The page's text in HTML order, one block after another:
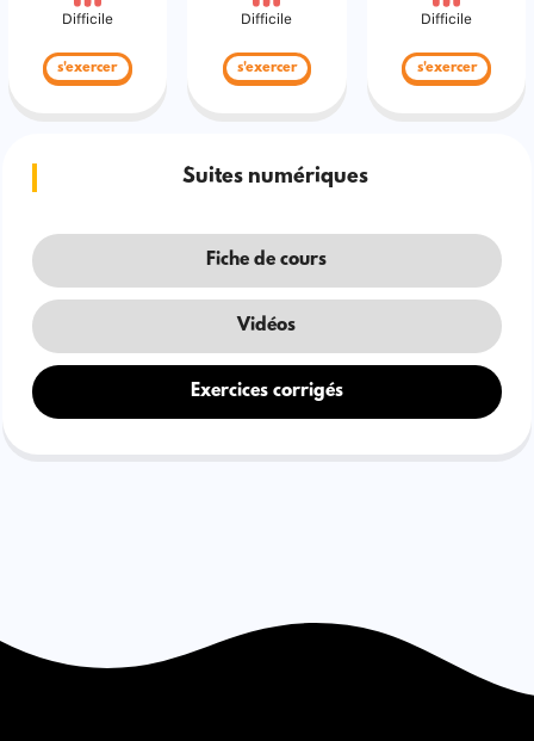
Difficile
s'exercer
Difficile
s'exercer
Difficile
s'exercer
Suites numériques
Fiche de cours
Vidéos
Exercices corrigés